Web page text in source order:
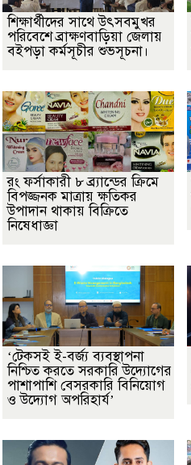
শিক্ষার্থীদের সাথে উৎসবমুখর
পরিবেশে ব্রাক্ষণবাড়িয়া জেলায়
বইপড়া কর্মসূচীর শুভসূচনা।
রং ফর্সাকারী ৮ ব্র্যান্ডের ক্রিমে
বিপজ্জনক মাত্রায় ক্ষতিকর
উপাদান থাকায় বিক্রিতে
নিষেধাজ্ঞা
‘টেকসই ই-বর্জ্য ব্যবস্থাপনা
নিশ্চিত করতে সরকারি উদ্যোগের
পাশাপাশি বেসরকারি বিনিয়োগ
ও উদ্যোগ অপরিহার্য’